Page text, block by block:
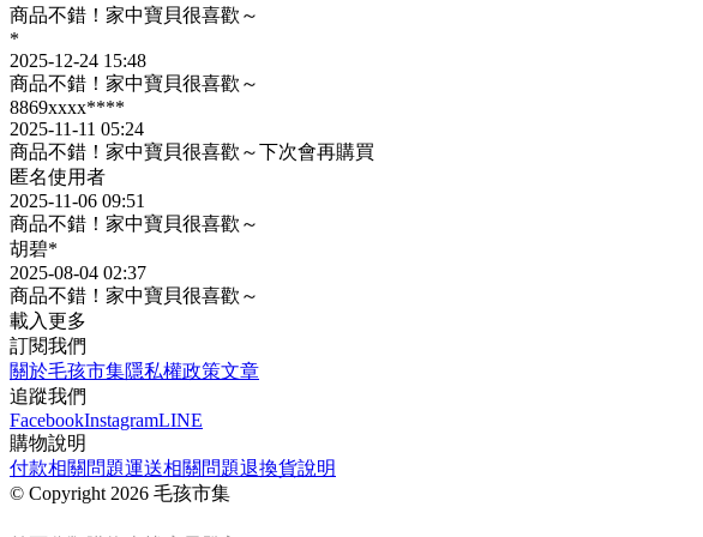
商品不錯！家中寶貝很喜歡～
*
2025-12-24 15:48
商品不錯！家中寶貝很喜歡～
8869xxxx****
2025-11-11 05:24
商品不錯！家中寶貝很喜歡～下次會再購買
匿名使用者
2025-11-06 09:51
商品不錯！家中寶貝很喜歡～
胡碧*
2025-08-04 02:37
商品不錯！家中寶貝很喜歡～
載入更多
訂閱我們
關於毛孩市集隱私權政策文章
追蹤我們
FacebookInstagramLINE
購物說明
付款相關問題運送相關問題退換貨說明
© Copyright 2026 毛孩市集